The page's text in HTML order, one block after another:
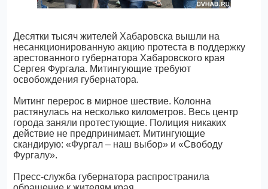
Десятки тысяч жителей Хабаровска вышли на
несанкционированную акцию протеста в поддержку
арестованного губернатора Хабаровского края
Сергея Фургала. Митингующие требуют
освобождения губернатора.
Митинг перерос в мирное шествие. Колонна
растянулась на несколько километров. Весь центр
города заняли протестующие. Полиция никаких
действие не предпринимает. Митингующие
скандирую: «Фургал – наш выбор» и «Свободу
Фургалу».
Пресс-служба губернатора распространила